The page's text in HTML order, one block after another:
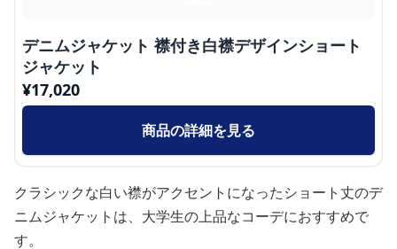
デニムジャケット 襟付き白襟デザインショート
ジャケット
¥17,020
商品の詳細を見る
クラシックな白い襟がアクセントになったショート丈のデ
ニムジャケットは、大学生の上品なコーデにおすすめで
す。